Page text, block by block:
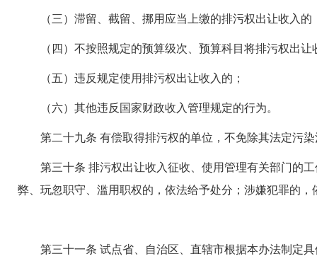
（三）滞留、截留、挪用应当上缴的排污权出让收入的
（四）不按照规定的预算级次、预算科目将排污权出让
（五）违反规定使用排污权出让收入的；
（六）其他违反国家财政收入管理规定的行为。
第二十九条 有偿取得排污权的单位，不免除其法定污染
第三十条 排污权出让收入征收、使用管理有关部门的工
弊、玩忽职守、滥用职权的，依法给予处分；涉嫌犯罪的，
第三十一条 试点省、自治区、直辖市根据本办法制定具